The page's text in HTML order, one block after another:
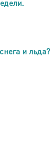
и льда?